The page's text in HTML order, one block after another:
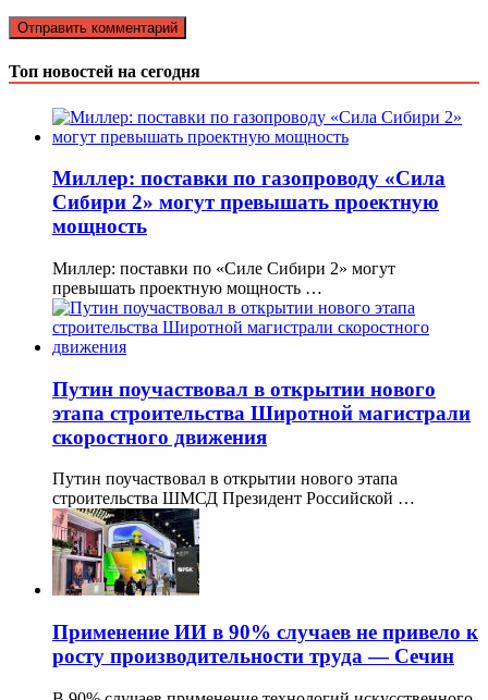
Топ новостей на сегодня
Миллер: поставки по газопроводу «Сила
Сибири 2» могут превышать проектную
мощность
Миллер: поставки по «Силе Сибири 2» могут
превышать проектную мощность …
Путин поучаствовал в открытии нового
этапа строительства Широтной магистрали
скоростного движения
Путин поучаствовал в открытии нового этапа
строительства ШМСД Президент Российской …
Применение ИИ в 90% случаев не привело к
росту производительности труда — Сечин